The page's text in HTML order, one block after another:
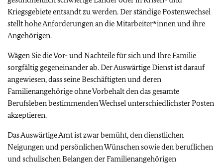
Kriegsgebiete entsandt zu werden. Der ständige Postenwechsel
stellt hohe Anforderungen an die Mitarbeiter*innen und ihre
Angehörigen.
Wägen Sie die Vor- und Nachteile für sich und Ihre Familie
sorgfältig gegeneinander ab. Der Auswärtige Dienst ist darauf
angewiesen, dass seine Beschäftigten und deren
Familienangehörige ohne Vorbehalt den das gesamte
Berufsleben bestimmenden Wechsel unterschiedlichster Posten
akzeptieren.
Das Auswärtige Amt ist zwar bemüht, den dienstlichen
Neigungen und persönlichen Wünschen sowie den beruflichen
und schulischen Belangen der Familienangehörigen